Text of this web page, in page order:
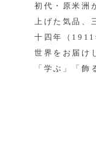
初代・原米洲
上げた気品
十四年（1911
世界をお届け
「学ぶ」「